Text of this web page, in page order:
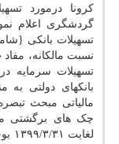
کرونا درمورد
گردشگری اعلام
تسهیلات بانکی
نسبت مالکانه،
تسهیلات
بانکهای دولتی به